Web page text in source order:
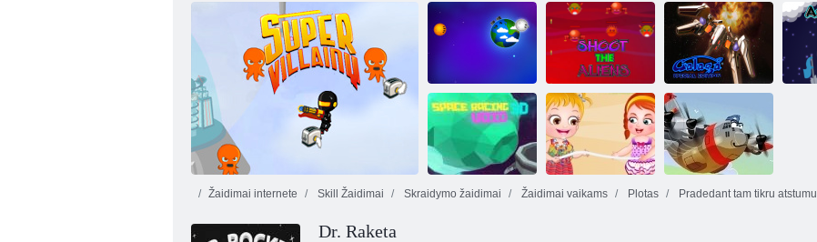
„Rocket Adventure“
Space Miners
Inc
Į kosmosą 2
Žemės ataka
Šaudyti
užsieniečiai,
Galaga:
specialusis
leidimas
Žaidimai internete Skill Žaidimai Skraidymo žaidimai Žaidimai vaikams Plotas Pradedant tam tikru atstumu
Dr. Raketa